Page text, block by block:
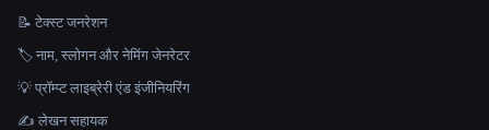
📝 टेक्स्ट जनरेशन
🏷️ नाम, स्लोगन और नेमिंग जेनरेटर
💡 प्रॉम्प्ट लाइब्रेरी एंड इंजीनियरिंग
✍️ लेखन सहायक